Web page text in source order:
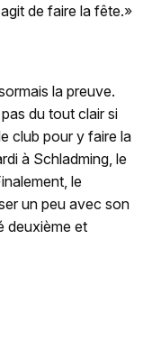
de faire la fête.»
la preuve.
du tout clair si
club pour y faire la
à Schladming, le
le
un peu avec son
deuxième et